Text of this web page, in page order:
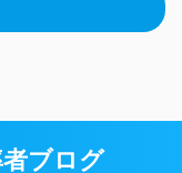
ブログ